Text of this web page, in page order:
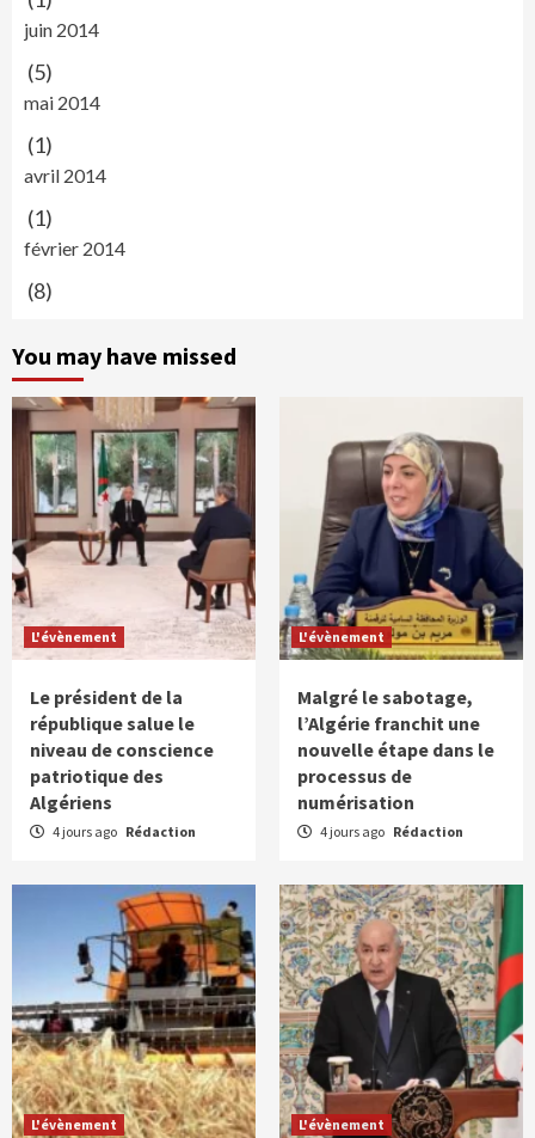
juin 2014
(5)
mai 2014
(1)
avril 2014
(1)
février 2014
(8)
You may have missed
L'évènement
Le président de la
république salue le
niveau de conscience
patriotique des
Algériens
4 jours ago Rédaction
L'évènement
Malgré le sabotage,
l’Algérie franchit une
nouvelle étape dans le
processus de
numérisation
4 jours ago Rédaction
L'évènement L'évènement